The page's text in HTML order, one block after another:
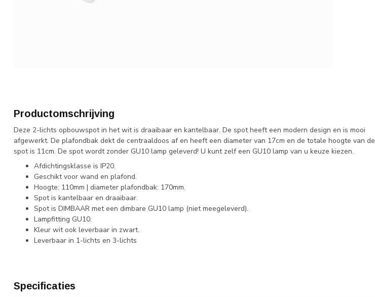
Productomschrijving
Deze 2-lichts opbouwspot in het wit is draaibaar en kantelbaar. De spot heeft een modern design en is mooi
afgewerkt. De plafondbak dekt de centraaldoos af en heeft een diameter van 17cm en de totale hoogte van de
spot is 11cm. De spot wordt zonder GU10 lamp geleverd! U kunt zelf een GU10 lamp van u keuze kiezen.
Afdichtingsklasse is IP20.
Geschikt voor wand en plafond.
Hoogte: 110mm | diameter plafondbak: 170mm.
Spot is kantelbaar en draaibaar.
Spot is DIMBAAR met een dimbare GU10 lamp (niet meegeleverd).
Lampfitting GU10.
Kleur wit ook leverbaar in zwart.
Leverbaar in 1-lichts en 3-lichts
Specificaties